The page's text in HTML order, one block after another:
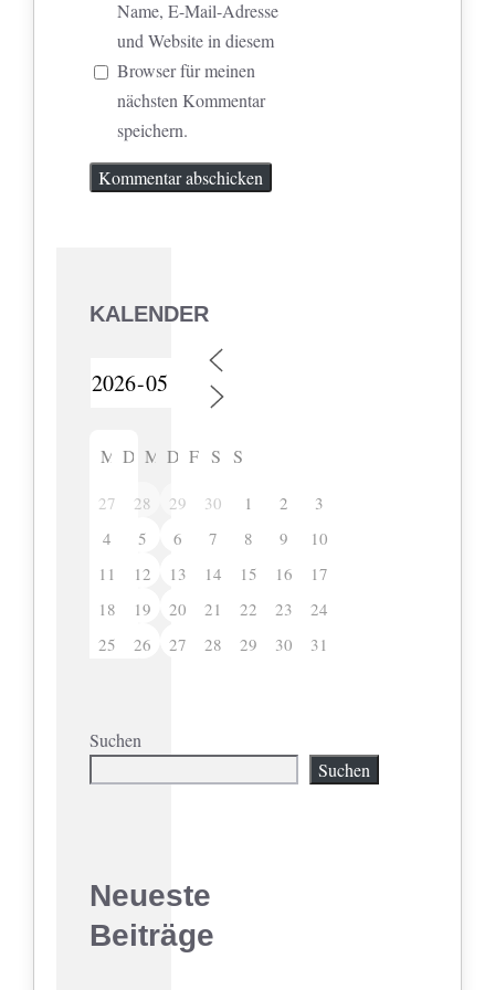
Name, E-Mail-Adresse
und Website in diesem
Browser für meinen
nächsten Kommentar
speichern.
KALENDER
M D M D F S S
27 28 29 30 1 2
3
4
5 6 7 8 9
10
11
12 13 14 15 16
17
18
19 20 21 22 23
24
25
26 27 28 29 30 31
Suchen
Suchen
Neueste
Beiträge